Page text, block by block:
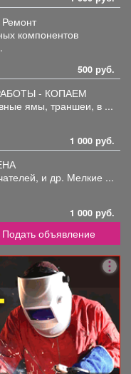
компонентов
500 руб.
- КОПАЕМ
ямы, траншеи, в ...
1 000 руб.
и др. Мелкие ...
1 000 руб.
Подать объявление